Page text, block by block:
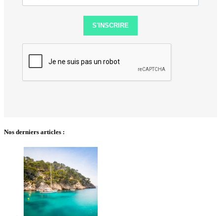
S'INSCRIRE
Nos derniers articles :